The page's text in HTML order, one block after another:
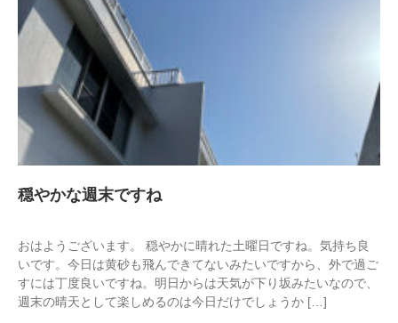
穏やかな週末ですね
おはようございます。 穏やかに晴れた土曜日ですね。気持ち良
いです。今日は黄砂も飛んできてないみたいですから、外で過ご
すには丁度良いですね。明日からは天気が下り坂みたいなので、
週末の晴天として楽しめるのは今日だけでしょうか […]